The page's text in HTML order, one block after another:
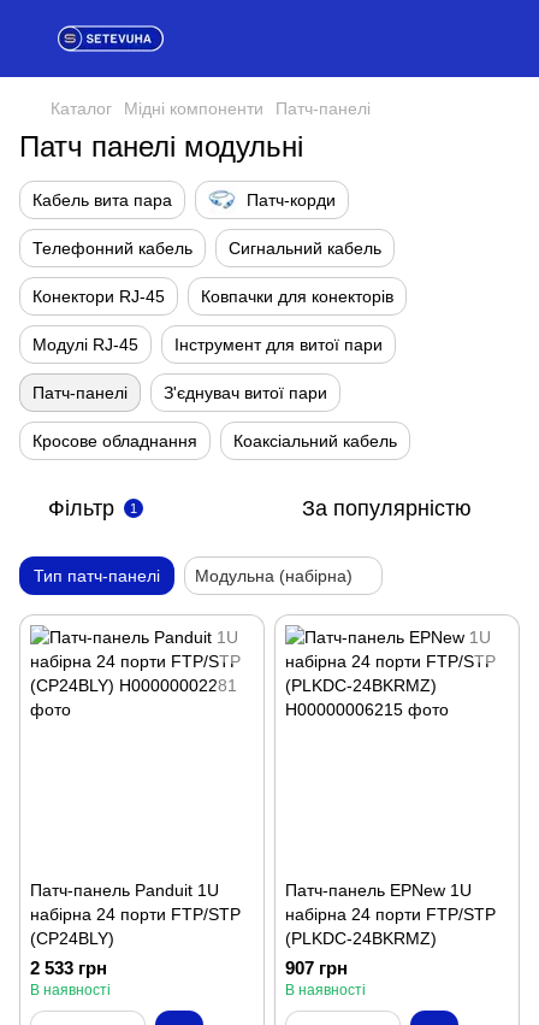
Каталог Мідні компоненти Патч-панелі
Патч панелі модульні
Кабель вита пара Патч-корди
Телефонний кабель Сигнальний кабель
Конектори RJ-45 Ковпачки для конекторів
Модулі RJ-45 Інструмент для витої пари
Патч-панелі З'єднувач витої пари
Кросове обладнання Коаксіальний кабель
Фільтр 1 За популярністю
Тип патч-панелі Модульна (набірна)
Патч-панель Panduit 1U
набірна 24 порти FTP/STP
(CP24BLY)
2 533 грн
В наявності
Патч-панель EPNew 1U
набірна 24 порти FTP/STP
(PLKDC-24BKRMZ)
907 грн
В наявності